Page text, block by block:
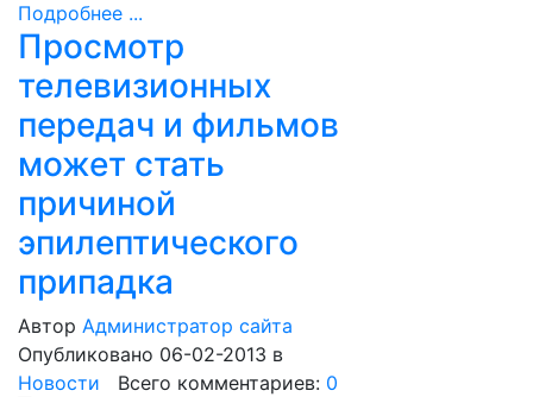
Подробнее ...
Просмотр
телевизионных
передач и фильмов
может стать
причиной
эпилептического
припадка
Автор Администратор сайта
Опубликовано 06-02-2013 в
Новости Всего комментариев: 0